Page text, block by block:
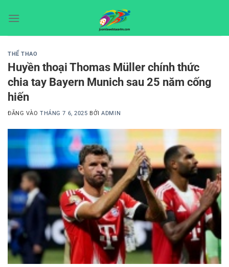
qua
THỂ THAO
Huyền thoại Thomas Müller chính thức
chia tay Bayern Munich sau 25 năm cống
hiến
ĐĂNG VÀOTHÁNG 7 6, 2025 BỞIADMIN